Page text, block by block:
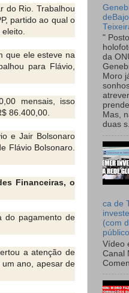
do Rio. Trabalhou
partido ao qual o
que ele esteve na
para Flávio,
mensais, isso
86.400,00.
e Jair Bolsonaro
Flávio Bolsonaro.
Financeiras, o
do pagamento de
a atenção de
ano, apesar de
"
da
Moro
Mas,
duas
ca de
(com
Vídeo
Canal